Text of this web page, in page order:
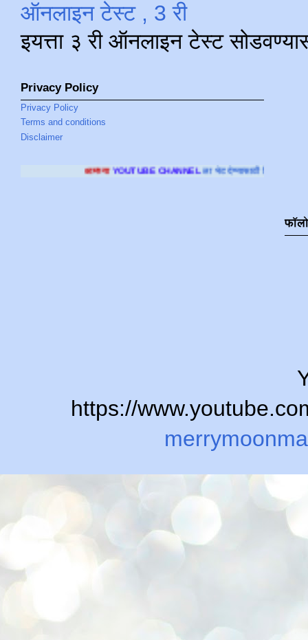
ऑनलाइन टेस्ट , 3 री
इयत्ता ३ री ऑनलाइन टेस्ट
Privacy Policy
Privacy Policy
Terms and conditions
Disclaimer
YOUTUBE CHANNELला भेट देण्यासाठी क्लिक करा.
https://